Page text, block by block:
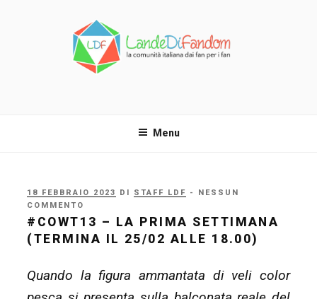
Menu
PUBBLICATO
IL
18 FEBBRAIO 2023 DI STAFF LDF
- NESSUN
COMMENTO
#COWT13 – LA PRIMA SETTIMANA
(TERMINA IL 25/02 ALLE 18.00)
Quando la figura ammantata di veli color